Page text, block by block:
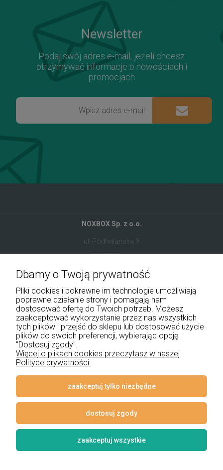
Newsletter
Podaj swój adres e-mail, jeżeli chcesz
otrzymywać informacje o nowościach i
promocjach
NOXBOX Sp. z o.o.
ul. Podhalańska 9
41-907 Bytom
+48 534 555 344
sklep@noxbox.pl
Pomoc
Płatności i dostawa
Informacje
Dbamy o Twoją prywatność
Pliki cookies i pokrewne im technologie umożliwiają
poprawne działanie strony i pomagają nam
dostosować ofertę do Twoich potrzeb. Możesz
zaakceptować wykorzystanie przez nas wszystkich
tych plików i przejść do sklepu lub dostosować użycie
plików do swoich preferencji, wybierając opcję
"Dostosuj zgody".
Więcej o plikach cookies przeczytasz w naszej
Polityce prywatności.
zaakceptuj tylko niezbędne
dostosuj zgody
zaakceptuj wszystkie